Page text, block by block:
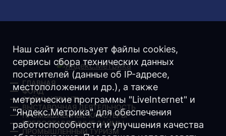
ГЛАВНАЯ
ФОНД
ЗАЙМЫ/ ГРАНТЫ
ВЫСТАВОЧНАЯ ДЕЯТЕЛЬНОСТЬ
ПРОМЫШЛЕННЫЕ КЛАСТЕРЫ
ПРЕДОСТАВЛЕННЫЕ ЗАЙМЫ
ПРОМЫШЛЕННЫЙ ТУРИЗМ
Наш сайт использует файлы cookies,
сервисы сбора технических данных
посетителей (данные об IP-адресе,
местоположении и др.), а также
метрические программы "LiveInternet" и
"Яндекс.Метрика" для обеспечения
работоспособности и улучшения качества